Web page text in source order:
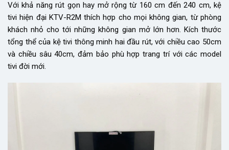
Với khả năng rút gọn hay mở rộng từ 160 cm đến 240 cm, kệ
tivi hiện đại KTV-R2M thích hợp cho mọi không gian, từ phòng
khách nhỏ cho tới những không gian mở lớn hơn. Kích thước
tổng thể của kệ tivi thông minh hai đầu rút, với chiều cao 50cm
và chiều sâu 40cm, đảm bảo phù hợp trang trí với các model
tivi đời mới.